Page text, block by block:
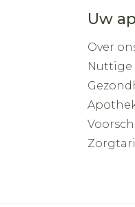
Uw
Over
Nuttige